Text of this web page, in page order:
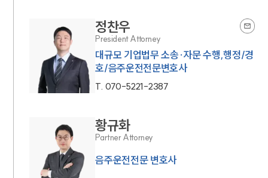
정찬우
President Attorney
대규모 기업법무 소송·자문 수행,행정/경
호/음주운전전문변호사
T. 070-5221-2387
황규화
Partner Attorney
음주운전전문 변호사